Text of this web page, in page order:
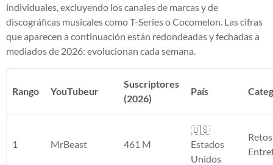
individuales, excluyendo los canales de marcas y de
discográficas musicales como T-Series o Cocomelon. Las cifras
que aparecen a continuación están redondeadas y fechadas a
mediados de 2026: evolucionan cada semana.
Rango YouTubeur
Suscriptores
(2026)
País
1 MrBeast 461 M
🇺🇸
Estados
Unidos